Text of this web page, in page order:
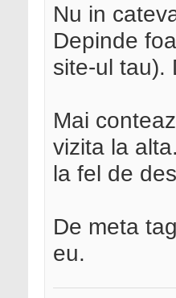
Nu in
Depinde
site-ul tau).
Mai
vizita la
la fel de
De meta
eu.